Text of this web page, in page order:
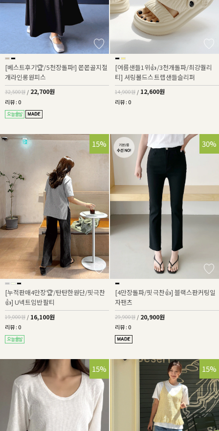
[베스트후기🏆/5천장돌파!] 쫀쫀골지절
개라인롱원피스
32,500원 / 22,700원
리뷰 : 0
[여름샌들1위👍/3천개돌파/최강퀄리
티] 셔링볼드스트랩샌들슬리퍼
14,900원 / 12,600원
리뷰 : 0
15%
[누적판매4만장🏆/탄탄한원단/핏극찬
👍] U넥트임반팔티
19,000원 / 16,100원
리뷰 : 0
30%
[4만장돌파/핏극찬👍] 블랙스판커팅일
자팬츠
29,900원 / 20,900원
리뷰 : 0
15% 15%